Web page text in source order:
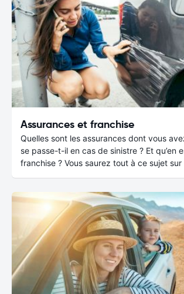
Assurances et franchise
Quelles sont les assurances dont vous
se passe-t-il en cas de sinistre ? Et qu’en
franchise ? Vous saurez tout à ce sujet